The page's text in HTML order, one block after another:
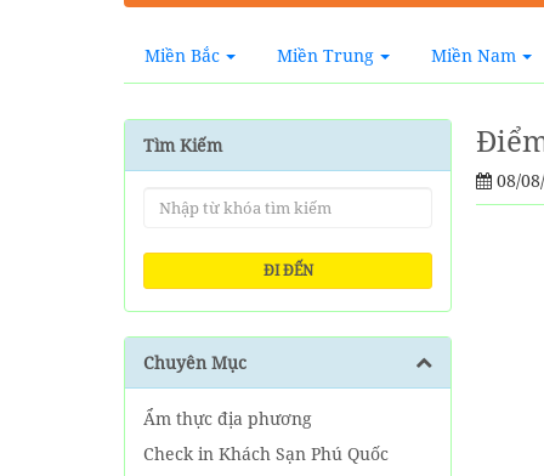
Miền Bắc Miền Trung Miền Nam
Tìm Kiếm
ĐI ĐẾN
Chuyên Mục
Ẩm thực địa phương
Check in Khách Sạn Phú Quốc
08/